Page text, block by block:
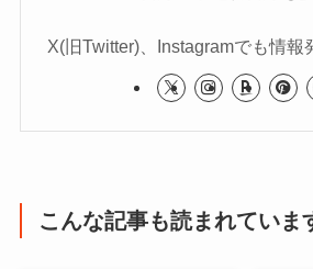
X(旧Twitter)、Instagramでも情報
こんな記事も読まれていま